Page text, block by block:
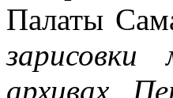
Палаты
архивах